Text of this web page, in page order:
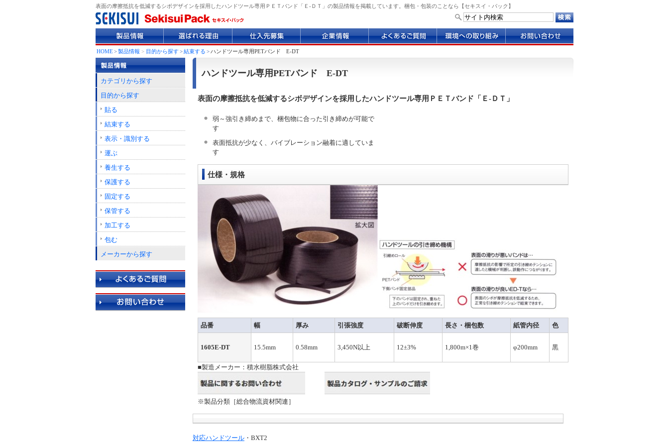
表面の摩擦抵抗を低減するシボデザインを採用したハンドツール専用ＰＥＴバンド「Ｅ-ＤＴ」の製品情報を掲載しています。梱包・包装のことなら【セキスイ・パック】
品
情
報
ば
れ
理
入
先
集
業
く
境
み
問
HOME>製品情報 > 目的から探す>結束する >ハンドツール専用PETバンド E-DT
ハンドツール専用PETバンド E-DT
表面の摩擦抵抗を低減するシボデザインを採用したハンドツール専用ＰＥＴバンド「Ｅ-ＤＴ」
弱～強引き締めまで、梱包物に合った引き締めが可能で
す
表面抵抗が少なく、バイブレーション融着に適していま
す
仕様・規格
品番 幅 厚み 引張強度 破断伸度 長さ・梱包数 紙管内径 色
1605E-DT 15.5mm 0.58mm 3,450N以上 12±3% 1,800m×1巻 φ200mm 黒
■製造メーカー：積水樹脂株式会社
※製品分類［総合物流資材関連］
対応ハンドツール ・BXT2
カテゴリから探す
目的から探す
貼る
結束する
表示・識別する
運ぶ
養生する
保護する
固定する
保管する
加工する
包む
メーカーから探す